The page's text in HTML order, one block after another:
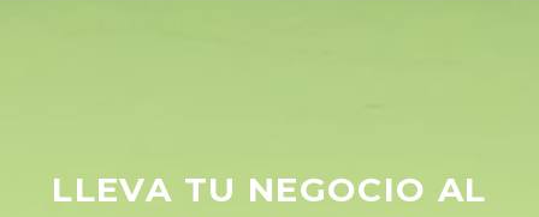
LLEVA TU NEGOCIO AL